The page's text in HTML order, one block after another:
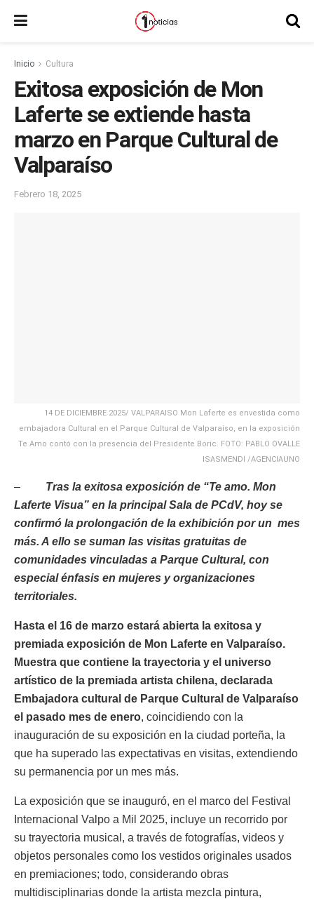
Inicio Cultura
Exitosa exposición de Mon
Laferte se extiende hasta
marzo en Parque Cultural de
Valparaíso
Febrero 18, 2025
14 DE DICIEMBRE 2025/ VALPARAISO Mon Laferte es envestida como
embajadora Cultural en el Parque Cultural de Valparaíso, en la exposición
Te Amo contó con la presencia del Presidente Boric. FOTO: PABLO OVALLE
ISASMENDI /AGENCIAUNO
– Tras la exitosa exposición de “Te amo. Mon
Laferte Visua” en la principal Sala de PCdV, hoy se
confirmó la prolongación de la exhibición por un mes
más. A ello se suman las visitas gratuitas de
comunidades vinculadas a Parque Cultural, con
especial énfasis en mujeres y organizaciones
territoriales.
Hasta el 16 de marzo estará abierta la exitosa y
premiada exposición de Mon Laferte en Valparaíso.
Muestra que contiene la trayectoria y el universo
artístico de la premiada artista chilena, declarada
Embajadora cultural de Parque Cultural de Valparaíso
el pasado mes de enero, coincidiendo con la
inauguración de su exposición en la ciudad porteña, la
que ha superado las expectativas en visitas, extendiendo
su permanencia por un mes más.
La exposición que se inauguró, en el marco del Festival
Internacional Valpo a Mil 2025, incluye un recorrido por
su trayectoria musical, a través de fotografías, videos y
objetos personales como los vestidos originales usados
en premiaciones; todo, considerando obras
multidisciplinarias donde la artista mezcla pintura,